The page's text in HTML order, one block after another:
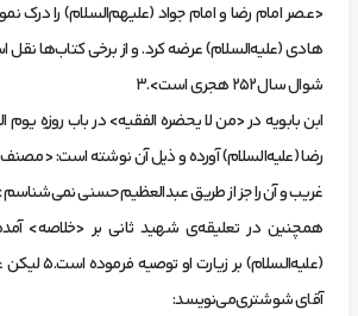
<عصر امام‌ رضا و امام‌ جواد (عليهم‌السلام) را درك‌
هادي‌ (عليه‌السلام) عرضه‌ كرد. و از برخي‌ كتاب‌ها نقل‌
شوال‌ سال‌ 252 هجري‌ است>.3
‌ابن‌ بابويه‌ در <من‌ لا يحضره‌ الفقيه> در باب‌ روزهِ‌ يوم‌
رضا (عليه‌السلام) آورده‌ و ذيل‌ آن‌ نوشته‌ است:
غريب‌ و آن‌ را جز از طريق‌ عبدالعظيم‌ حسني‌
‌همچنين‌ در تعليقه‌ي‌ شهيد ثاني‌ بر <خلاصه>
(عليه‌السلام)
آقاي‌ شوشتري‌مي‌نويسد: